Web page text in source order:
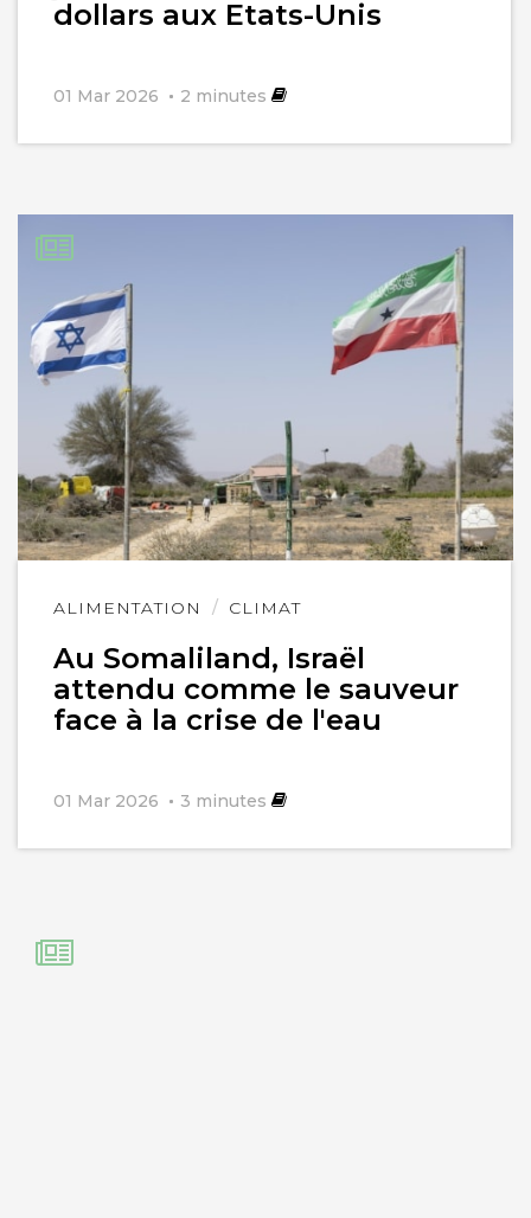
dollars aux Etats-Unis
01 Mar 2026 2 minutes
ALIMENTATION CLIMAT
Au Somaliland, Israël
attendu comme le sauveur
face à la crise de l'eau
01 Mar 2026 3 minutes
Lire